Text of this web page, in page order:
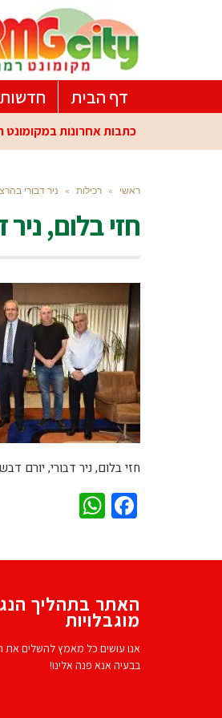
דף הבית
כתבות אחרונות במקומונט
ראשי » רכילות » ניר דבורי
חזי בלום,
חזי בלום, ניר דבורי, יורם
Facebook
האתר בתהליך
מוגבלויות
אנו עושים כל מאמץ להשלים
בבעיה אנא פנה אלינו!